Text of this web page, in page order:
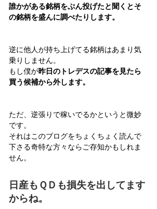
誰かがある銘柄をぶん投げたと聞くとそ
の銘柄を盛んに調べたりします。
逆に他人が持ち上げてる銘柄はあまり気
乗りしません。
もし僕が昨日のトレデスの記事を見たら
買う候補から外します。
ただ、逆張りで稼いでるかというと微妙
です。
それはこのブログをちょくちょく読んで
下さる奇特な方々ならご存知かもしれま
せん。
日産もＱＤも損失を出してます
からね。